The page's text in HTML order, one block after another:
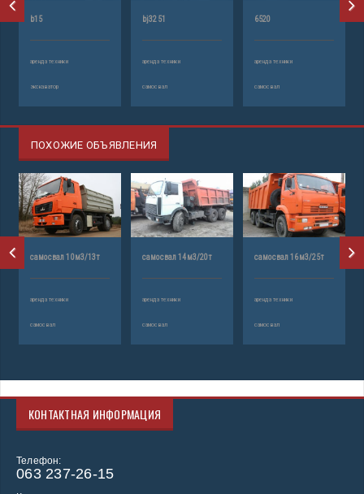
b15
аренда техники
экскаватор
bj3251
аренда техники
самосвал
6520
аренда техники
самосвал
ПОХОЖИЕ ОБЪЯВЛЕНИЯ
самосвал 10м3/13т
аренда техники
самосвал
самосвал 14м3/20т
аренда техники
самосвал
самосвал 16м3/25т
аренда техники
самосвал
КОНТАКТНАЯ ИНФОРМАЦИЯ
Телефон:
063 237-26-15